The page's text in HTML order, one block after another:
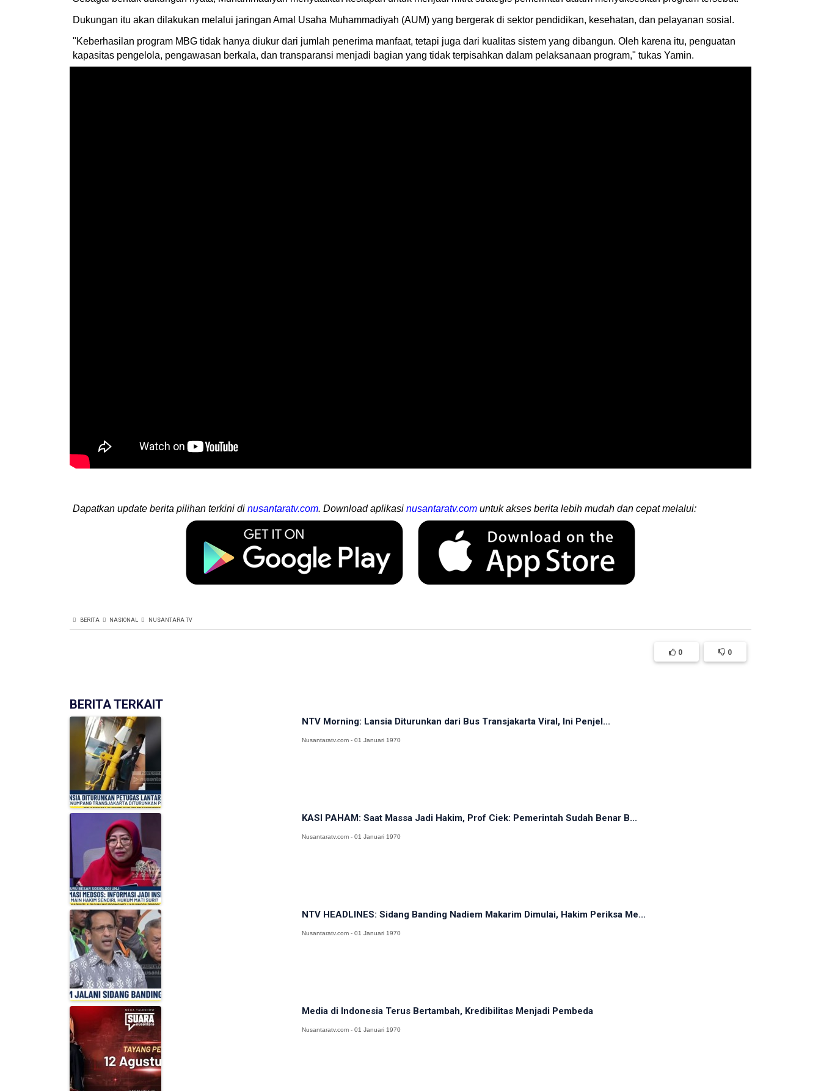
Dukungan itu akan dilakukan melalui jaringan Amal Usaha Muhammadiyah (AUM) yang bergerak di sektor pendidikan, kesehatan, dan pelayanan sosial.
"Keberhasilan program MBG tidak hanya diukur dari jumlah penerima manfaat, tetapi juga dari kualitas sistem yang dibangun. Oleh karena itu, penguatan
kapasitas pengelola, pengawasan berkala, dan transparansi menjadi bagian yang tidak terpisahkan dalam pelaksanaan program," tukas Yamin.
Dapatkan update berita pilihan terkini di nusantaratv.com. Download aplikasi nusantaratv.com untuk akses berita lebih mudah dan cepat melalui:
BERITA NASIONAL NUSANTARA TV
0 0
BERITA TERKAIT
NTV Morning: Lansia Diturunkan dari Bus Transjakarta Viral, Ini Penjel...
Nusantaratv.com - 01 Januari 1970
KASI PAHAM: Saat Massa Jadi Hakim, Prof Ciek: Pemerintah Sudah Benar B...
Nusantaratv.com - 01 Januari 1970
NTV HEADLINES: Sidang Banding Nadiem Makarim Dimulai, Hakim Periksa Me...
Nusantaratv.com - 01 Januari 1970
Media di Indonesia Terus Bertambah, Kredibilitas Menjadi Pembeda
Nusantaratv.com - 01 Januari 1970